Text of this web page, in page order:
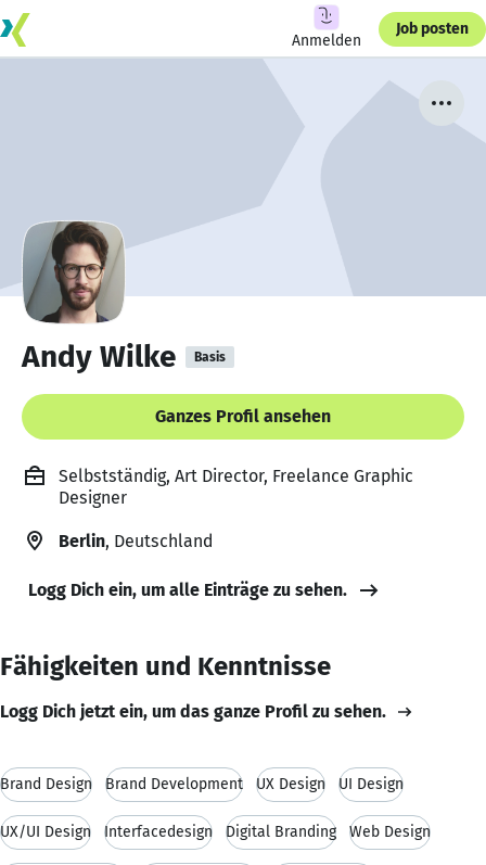
Anmelden
Job posten
Andy Wilke Basis
Ganzes Profil ansehen
Selbstständig, Art Director, Freelance Graphic
Designer
Berlin, Deutschland
Logg Dich ein, um alle Einträge zu sehen.
Fähigkeiten und Kenntnisse
Logg Dich jetzt ein, um das ganze Profil zu sehen.
Brand Design Brand Development UX Design UI Design
UX/UI Design Interfacedesign Digital Branding Web Design